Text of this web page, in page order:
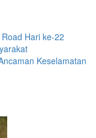
Hari ke-22
Keselamatan